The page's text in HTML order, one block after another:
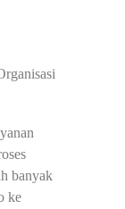
banyak
ke